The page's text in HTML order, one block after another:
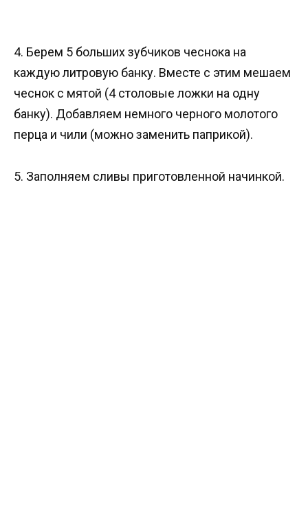
4. Берем 5 больших зубчиков чеснока на
каждую литровую банку. Вместе с этим мешаем
чеснок с мятой (4 столовые ложки на одну
банку). Добавляем немного черного молотого
перца и чили (можно заменить паприкой).
5. Заполняем сливы приготовленной начинкой.